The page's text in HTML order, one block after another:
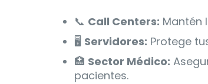
📞 Call Centers: Mantén
🖥️ Servidores: Protege
🏥 Sector Médico:
pacientes.